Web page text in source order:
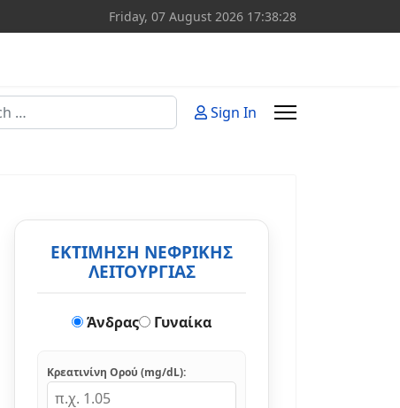
Friday, 07 August 2026 17:38:29
Sign In
ΕΚΤΙΜΗΣΗ ΝΕΦΡΙΚΗΣ
ΛΕΙΤΟΥΡΓΙΑΣ
Άνδρας Γυναίκα
Κρεατινίνη Ορού (mg/dL):